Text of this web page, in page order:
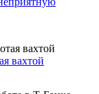
вахтой